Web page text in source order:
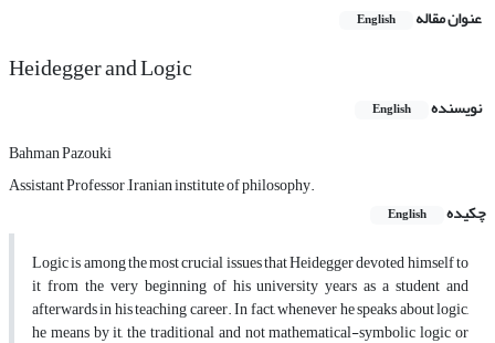
عنوان مقاله English
Heidegger and Logic
نویسنده English
Bahman Pazouki
Assistant Professor ,Iranian institute of philosophy.
چکیده
English
Logic is among the most crucial issues that Heidegger devoted himself to
it from the very beginning of his university years as a student and
afterwards in his teaching career. In fact, whenever he speaks about logic,
he means by it, the traditional and not mathematical-symbolic logic or